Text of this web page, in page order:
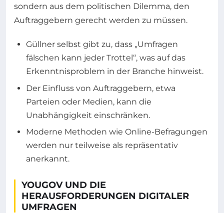
sondern aus dem politischen Dilemma, den
Auftraggebern gerecht werden zu müssen.
Güllner selbst gibt zu, dass „Umfragen
fälschen kann jeder Trottel“, was auf das
Erkenntnisproblem in der Branche hinweist.
Der Einfluss von Auftraggebern, etwa
Parteien oder Medien, kann die
Unabhängigkeit einschränken.
Moderne Methoden wie Online-Befragungen
werden nur teilweise als repräsentativ
anerkannt.
YOUGOV UND DIE
HERAUSFORDERUNGEN DIGITALER
UMFRAGEN